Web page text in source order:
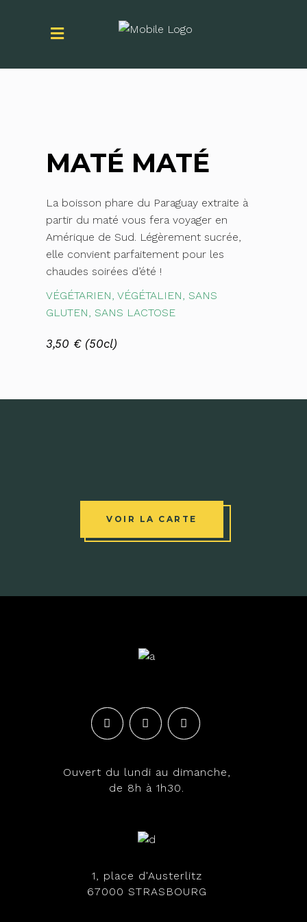
MATÉ MATÉ
La boisson phare du Paraguay extraite à
partir du maté vous fera voyager en
Amérique de Sud. Légèrement sucrée,
elle convient parfaitement pour les
chaudes soirées d’été !
VÉGÉTARIEN, VÉGÉTALIEN, SANS
GLUTEN, SANS LACTOSE
3,50 €(50cl)
VOIR LA CARTE
Ouvert du lundi au dimanche,
de 8h à 1h30.
1, place d'Austerlitz
67000 STRASBOURG